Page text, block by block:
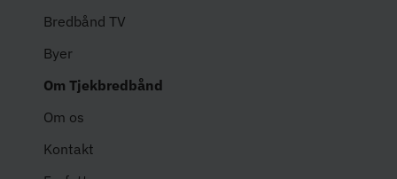
Bredbånd TV
Byer
Om Tjekbredbånd
Om os
Kontakt